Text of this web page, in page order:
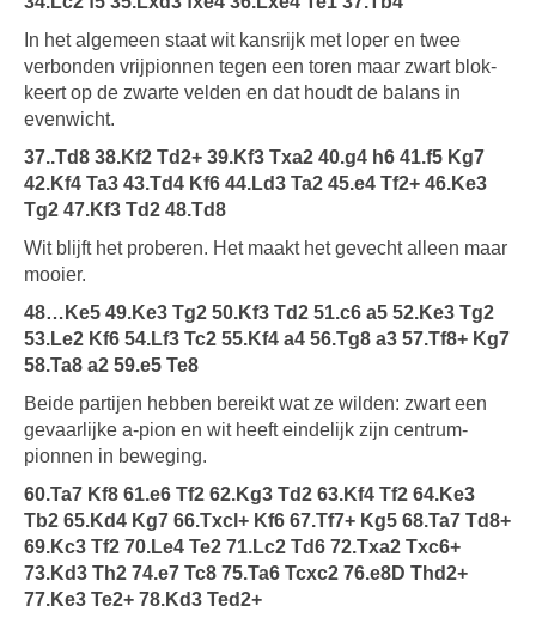
In het algemeen staat wit kansrijk met loper en twee
verbonden vrijpionnen tegen een toren maar zwart blok-
keert op de zwarte velden en dat houdt de balans in
evenwicht.
37..Td8 38.Kf2 Td2+ 39.Kf3 Txa2 40.g4 h6 41.f5 Kg7
42.Kf4 Ta3 43.Td4 Kf6 44.Ld3 Ta2 45.e4 Tf2+ 46.Ke3
Tg2 47.Kf3 Td2 48.Td8
Wit blijft het proberen. Het maakt het gevecht alleen maar
mooier.
48…Ke5 49.Ke3 Tg2 50.Kf3 Td2 51.c6 a5 52.Ke3 Tg2
53.Le2 Kf6 54.Lf3 Tc2 55.Kf4 a4 56.Tg8 a3 57.Tf8+ Kg7
58.Ta8 a2 59.e5 Te8
Beide partijen hebben bereikt wat ze wilden: zwart een
gevaarlijke a-pion en wit heeft eindelijk zijn centrum-
pionnen in beweging.
60.Ta7 Kf8 61.e6 Tf2 62.Kg3 Td2 63.Kf4 Tf2 64.Ke3
Tb2 65.Kd4 Kg7 66.Txcl+ Kf6 67.Tf7+ Kg5 68.Ta7 Td8+
69.Kc3 Tf2 70.Le4 Te2 71.Lc2 Td6 72.Txa2 Txc6+
73.Kd3 Th2 74.e7 Tc8 75.Ta6 Tcxc2 76.e8D Thd2+
77.Ke3 Te2+ 78.Kd3 Ted2+